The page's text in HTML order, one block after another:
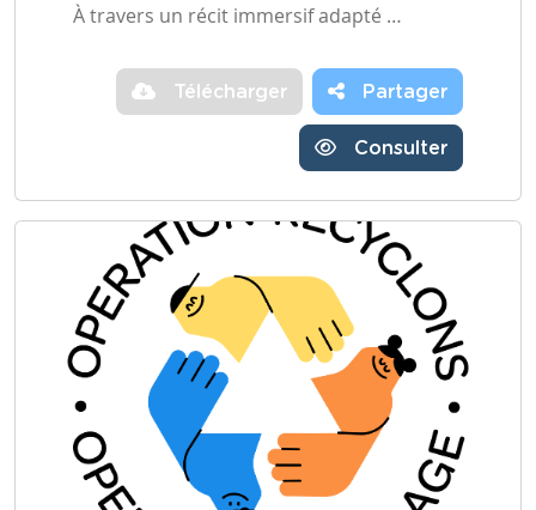
À travers un récit immersif adapté …
Télécharger Partager
Consulter